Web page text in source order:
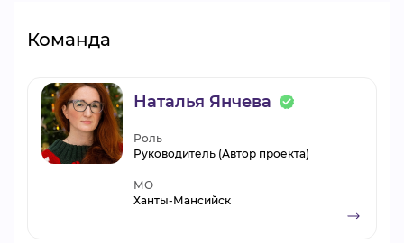
Команда
Наталья Янчева
Роль
Руководитель (Автор проекта)
МО
Ханты-Мансийск